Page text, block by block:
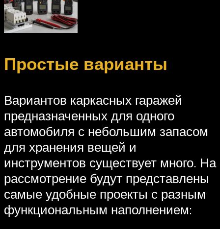
Простые варианты
Вариантов каркасных гаражей
предназначенных для одного
автомобиля с небольшим запасом
для хранения вещей и
инструментов существует много. На
рассмотрение будут представлены
самые удобные проекты с разным
функциональным наполнением: